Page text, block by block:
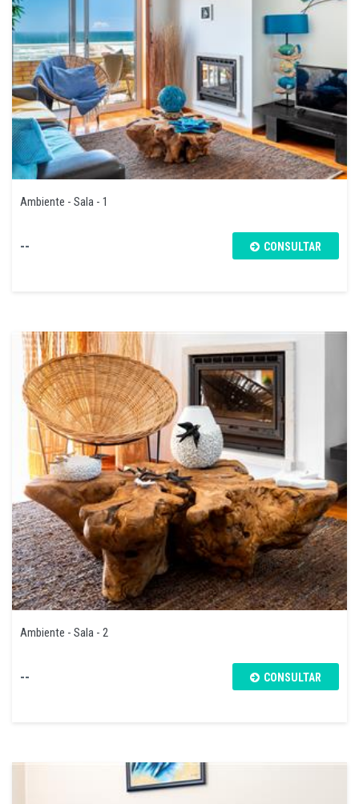
Ambiente - Sala - 1
-- CONSULTAR
Ambiente - Sala - 2
-- CONSULTAR